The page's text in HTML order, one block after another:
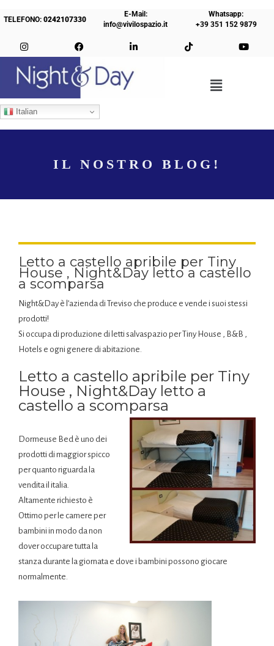
TELEFONO:0242107330
E-Mail:
info@vivilospazio.it
Whatsapp:
+39 351 152 9879
Italian
IL NOSTRO BLOG!
Letto a castello apribile per Tiny
House , Night&Day letto a castello
a scomparsa
Night&Day è l’azienda di Treviso che produce e vende i suoi stessi
prodotti!
Si occupa di produzione di letti salvaspazio per Tiny House , B&B ,
Hotels e ogni genere di abitazione.
Letto a castello apribile per Tiny
House , Night&Day letto a
castello a scomparsa
Dormeuse Bed è uno dei
prodotti di maggior spicco
per quanto riguarda la
vendita il italia.
Altamente richiesto è
Ottimo per le camere per
bambini in modo da non
dover occupare tutta la
stanza durante la giornata e dove i bambini possono giocare
normalmente.